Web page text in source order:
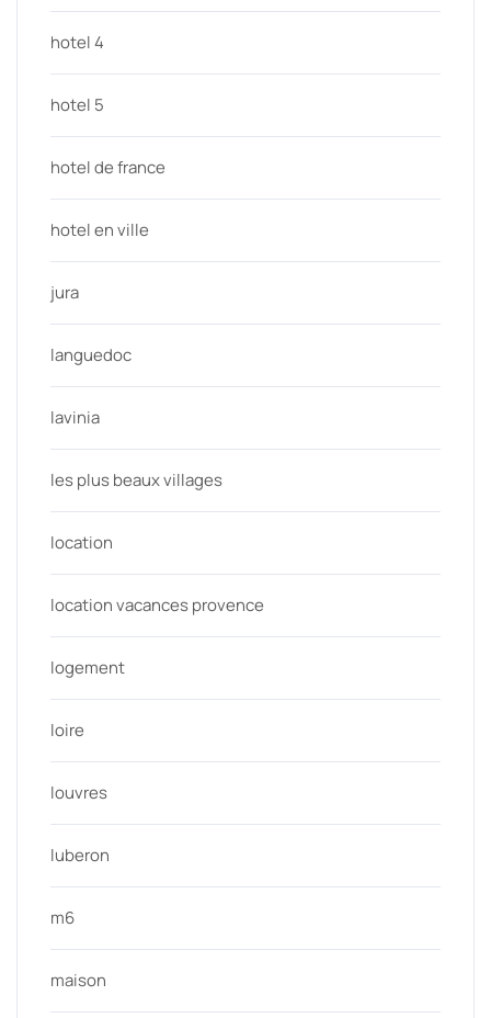
hotel 4
hotel 5
hotel de france
hotel en ville
jura
languedoc
lavinia
les plus beaux villages
location
location vacances provence
logement
loire
louvres
luberon
m6
maison